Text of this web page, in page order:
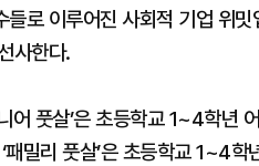
들로 이루어진 사회적 기업 위
사한다.
어 풋살’은 초등학교 1~4학년
패밀리 풋살’은 초등학교 1~4